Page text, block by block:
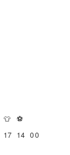
👕 ⚽
17 14 00